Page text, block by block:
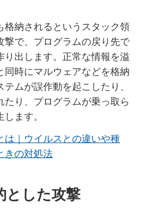
格納されるというスタック領
撃で、プログラムの戻り先で
り出します。正常な情報を溢
同時にマルウェアなどを格納
ムが誤作動を起こしたり、
たり、プログラムが乗っ取ら
ます。
は｜ウイルスとの違いや種
きの対処法
とした攻撃